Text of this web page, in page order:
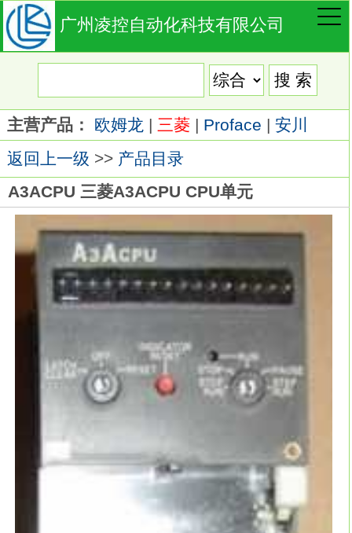
广州凌控自动化科技有限公司
主营产品： 欧姆龙 | 三菱 | Proface | 安川
返回上一级 >> 产品目录
A3ACPU 三菱A3ACPU CPU单元